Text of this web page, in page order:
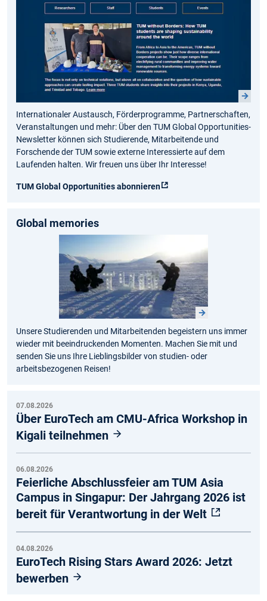
Internationaler Austausch, Förderprogramme, Partnerschaften,
Veranstaltungen und mehr: Über den TUM Global Opportunities-
Newsletter können sich Studierende, Mitarbeitende und
Forschende der TUM sowie externe Interessierte auf dem
Laufenden halten. Wir freuen uns über Ihr Interesse!
TUM Global Opportunities abonnieren
Global memories
Unsere Studierenden und Mitarbeitenden begeistern uns immer
wieder mit beeindruckenden Momenten. Machen Sie mit und
senden Sie uns Ihre Lieblingsbilder von studien- oder
arbeitsbezogenen Reisen!
07.08.2026
Über EuroTech am CMU-Africa Workshop in
Kigali teilnehmen
06.08.2026
Feierliche Abschlussfeier am TUM Asia
Campus in Singapur: Der Jahrgang 2026 ist
bereit für Verantwortung in der Welt
04.08.2026
EuroTech Rising Stars Award 2026: Jetzt
bewerben